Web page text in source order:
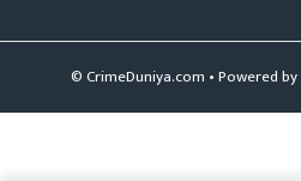
© CrimeDuniya.com • Powered by